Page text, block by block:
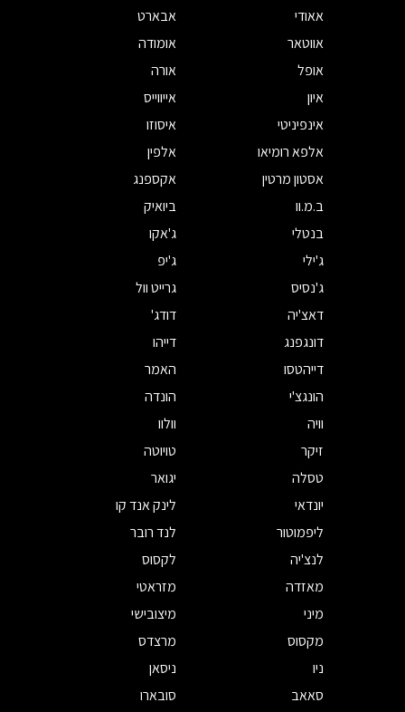
אאודי
אבארט
אווטאר
אומודה
אופל
אורה
איון
אייווייס
אינפיניטי
איסוזו
אלפא רומיאו
אלפין
אסטון מרטין
אקספנג
ב.מ.וו
ביואיק
בנטלי
ג'אקו
ג'ילי
ג'יפ
ג'נסיס
גרייט וול
דאצ'יה
דודג'
דונגפנג
דייהו
דייהטסו
האמר
הונגצ'י
הונדה
וויה
וולוו
זיקר
טויוטה
טסלה
יגואר
יונדאי
לינק אנד קו
ליפמוטור
לנד רובר
לנצ'יה
לקסוס
מאזדה
מזראטי
מיני
מיצובישי
מקסוס
מרצדס
ניו
ניסאן
סאאב
סובארו